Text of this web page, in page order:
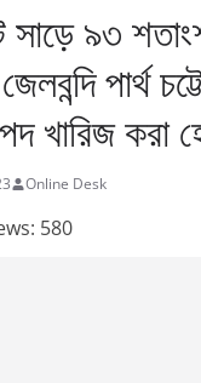
৯৩
পার্থ
খারিজ করা
Online Desk
580